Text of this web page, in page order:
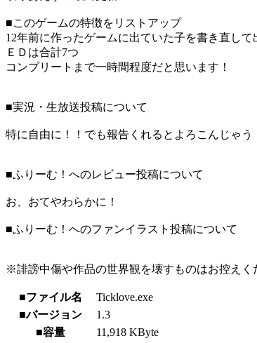
■このゲームの特徴をリストアップ
12年前に作ったゲームに出ていた子を書き直して
ＥＤは合計7つ
コンプリートまで一時間程度だと思います！
■実況・生放送投稿について
特に自由に！！でも報告くれるとよろこんじゃう
■ふりーむ！へのレビュー投稿について
お、おてやわらかに！
■ふりーむ！へのファンイラスト投稿について
※誹謗中傷や作品の世界観を壊すものはお控えく
■ファイル名
Ticklove.exe
■バージョン
1.3
■容量
11,918 KByte